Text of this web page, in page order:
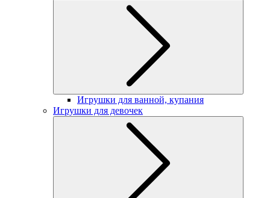
Игрушки для ванной, купания
Игрушки для девочек